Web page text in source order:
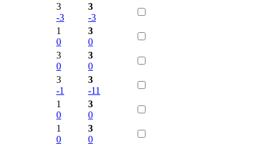
3
-3
3
-3
1
0
3
0
3
0
3
0
3
-1
3
-11
1
0
3
0
1
0
3
0